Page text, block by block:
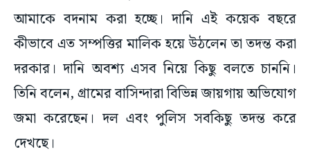
আমাকে বদনাম করা হচ্ছে। দানি এই কয়েক বছরে
কীভাবে এত সম্পত্তির মালিক হয়ে উঠলেন তা তদন্ত করা
দরকার। দানি অবশ্য এসব নিয়ে কিছু বলতে চাননি।
তিনি বলেন, গ্রামের বাসিন্দারা বিভিন্ন জায়গায় অভিযোগ
জমা করেছেন। দল এবং পুলিস সবকিছু তদন্ত করে
দেখছে।